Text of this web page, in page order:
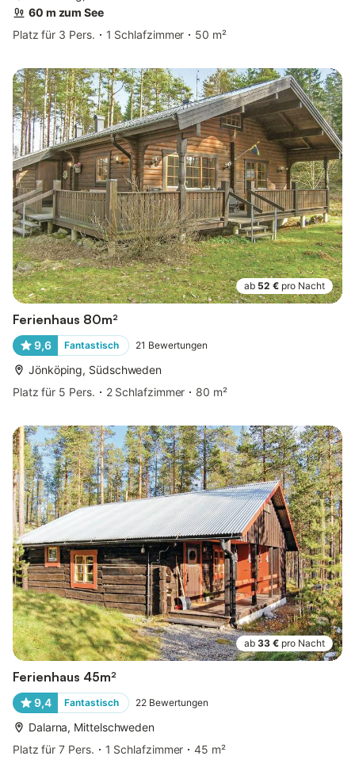
60 m zum See
Platz für 3 Pers.
1 Schlafzimmer 50 m²
ab 52 € pro Nacht
Ferienhaus 80m²
9,6 Fantastisch 21 Bewertungen
Jönköping, Südschweden
Platz für 5 Pers.
2 Schlafzimmer 80 m²
ab 33 € pro Nacht
Ferienhaus 45m²
9,4 Fantastisch 22 Bewertungen
Dalarna, Mittelschweden
Platz für 7 Pers.
1 Schlafzimmer 45 m²